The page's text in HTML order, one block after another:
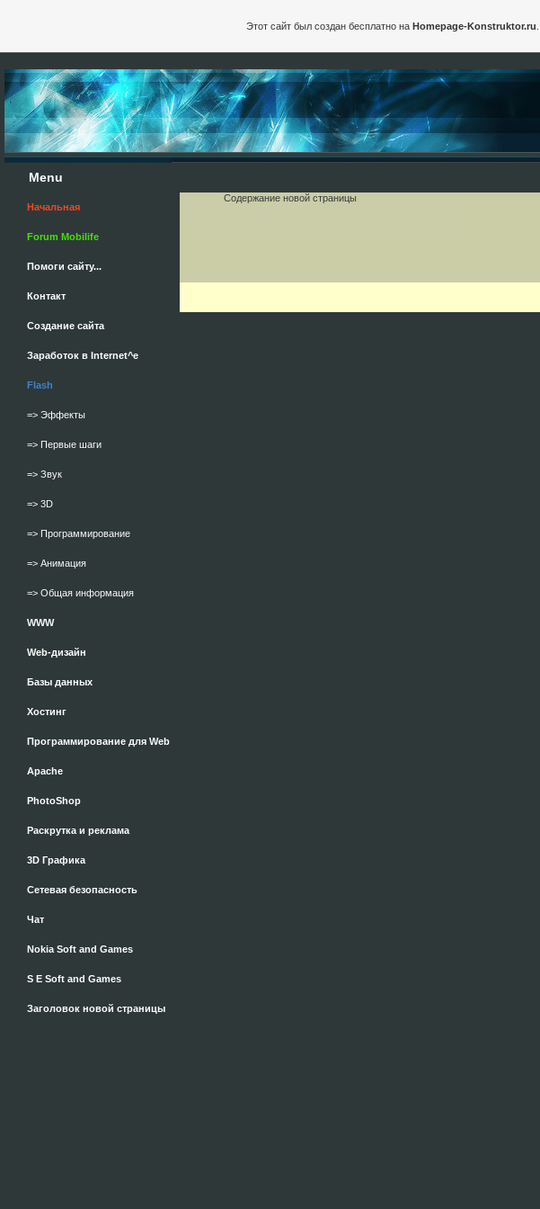
Menu
Начальная
Forum Mobilife
Помоги сайту...
Контакт
Cоздание сайта
Заработок в Internet^e
Flash
=> Эффекты
=> Первые шаги
=> Звук
=> 3D
=> Программирование
=> Анимация
=> Общая информация
WWW
Web-дизайн
Базы данных
Хостинг
Программирование для Web
Apache
PhotoShop
Раскрутка и реклама
3D Графика
Сетевая безопасность
Чат
Nokia Soft and Games
S E Soft and Games
Заголовок новой страницы
Содержание новой страницы
Этот сайт был создан бесплатно на Homepage-Konstruktor.ru